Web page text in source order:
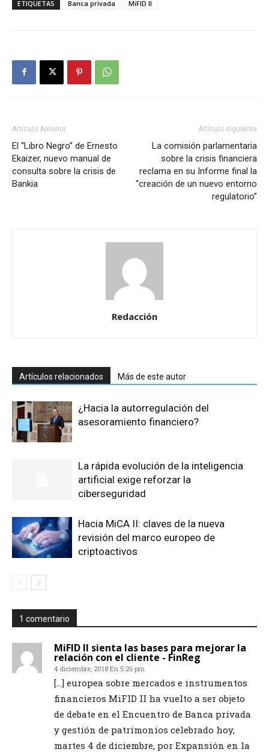
ETIQUETAS Banca privada MiFID II
Artículo Anterior
El “Libro Negro” de Ernesto
Ekaizer, nuevo manual de
consulta sobre la crisis de
Bankia
Artículo siguiente
La comisión parlamentaria
sobre la crisis financiera
reclama en su Informe final la
“creación de un nuevo entorno
regulatorio”
Redacción
Artículos relacionados Más de este autor
¿Hacia la autorregulación del
asesoramiento financiero?
La rápida evolución de la inteligencia
artificial exige reforzar la
ciberseguridad
Hacia MiCA II: claves de la nueva
revisión del marco europeo de
criptoactivos
1 comentario
MiFID II sienta las bases para mejorar la
relación con el cliente - FinReg
4 diciembre, 2018 En 5:26 pm
[…] europea sobre mercados e instrumentos
financieros MiFID II ha vuelto a ser objeto
de debate en el Encuentro de Banca privada
y gestión de patrimonios celebrado hoy,
martes 4 de diciembre, por Expansión en la